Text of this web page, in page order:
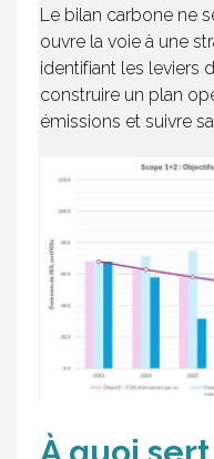
Le bilan carbone ne
ouvre la voie à une
identifiant les leviers
construire un plan
émissions et suivre